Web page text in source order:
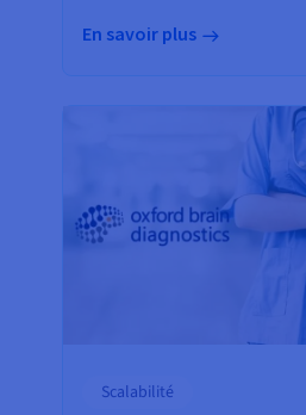
En savoir plus
Scalabilité